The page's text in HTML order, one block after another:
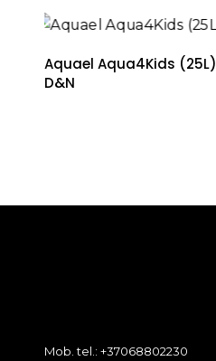
Aquael Aqua4Kids (25L)
D&N
Mob. tel.: +37068802230